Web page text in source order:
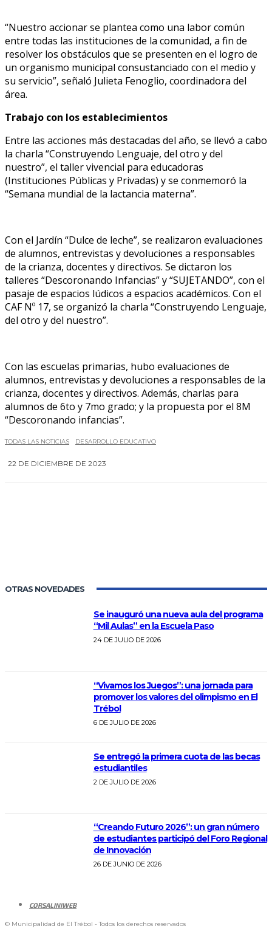
“Nuestro accionar se plantea como una labor común
entre todas las instituciones de la comunidad, a fin de
resolver los obstáculos que se presenten en el logro de
un organismo municipal consustanciado con el medio y
su servicio”, señaló Julieta Fenoglio, coordinadora del
área.
Trabajo con los establecimientos
Entre las acciones más destacadas del año, se llevó a cabo
la charla “Construyendo Lenguaje, del otro y del
nuestro”, el taller vivencial para educadoras
(Instituciones Públicas y Privadas) y se conmemoró la
“Semana mundial de la lactancia materna”.
Con el Jardín “Dulce de leche”, se realizaron evaluaciones
de alumnos, entrevistas y devoluciones a responsables
de la crianza, docentes y directivos. Se dictaron los
talleres “Descoronando Infancias” y “SUJETANDO”, con el
pasaje de espacios lúdicos a espacios académicos. Con el
CAF Nº 17, se organizó la charla “Construyendo Lenguaje,
del otro y del nuestro”.
Con las escuelas primarias, hubo evaluaciones de
alumnos, entrevistas y devoluciones a responsables de la
crianza, docentes y directivos. Además, charlas para
alumnos de 6to y 7mo grado; y la propuesta por el 8M
“Descoronando infancias”.
TODAS LAS NOTICIAS DESARROLLO EDUCATIVO
22 DE DICIEMBRE DE 2023
OTRAS NOVEDADES
Se inauguró una nueva aula del programa
“Mil Aulas” en la Escuela Paso
24 DE JULIO DE 2026
“Vivamos los Juegos”: una jornada para
promover los valores del olimpismo en El
Trébol
6 DE JULIO DE 2026
Se entregó la primera cuota de las becas
estudiantiles
2 DE JULIO DE 2026
“Creando Futuro 2026”: un gran número
de estudiantes participó del Foro Regional
de Innovación
26 DE JUNIO DE 2026
CORSALINIWEB
© Municipalidad de El Trébol - Todos los derechos reservados